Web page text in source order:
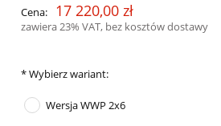
Cena: 17 220,00 zł
zawiera 23% VAT, bez kosztów dostawy
*Wybierz wariant:
Wersja WWP 2x6